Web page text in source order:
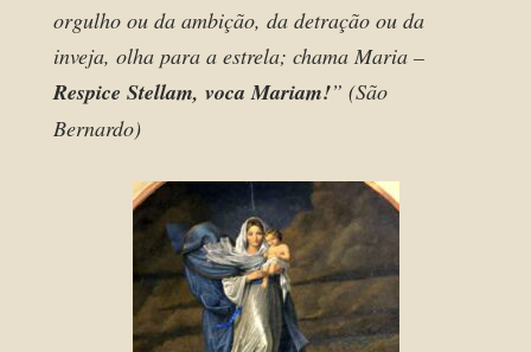
orgulho ou da ambição, da detração ou da
inveja, olha para a estrela; chama Maria –
Respice Stellam, voca Mariam!” (São
Bernardo)